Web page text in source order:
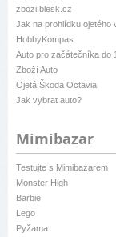
zbozi.blesk.cz
Jak na prohlídku ojetého
HobbyKompas
Auto pro začátečníka do
Zboží Auto
Ojetá Škoda Octavia
Jak vybrat auto?
Mimibazar
Testujte s Mimibazarem
Monster High
Barbie
Lego
Pyžama